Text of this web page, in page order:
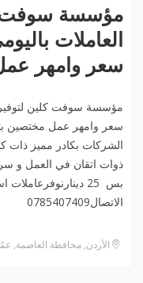
مؤسسة سوفت
العاملات
سعر وامهر
مؤسسة سوفت كلين لتوفير
سعر وامهر عمل مختصين
الشركات بكادر مميز ذات
بس 25
الاتصال0785407409
الأردن, محافظة العاصمة,